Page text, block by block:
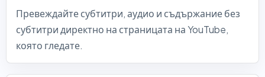
Превеждайте субтитри, аудио и съдържание без
субтитри директно на страницата на YouTube,
която гледате.